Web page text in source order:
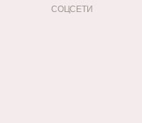
СОЦСЕТИ